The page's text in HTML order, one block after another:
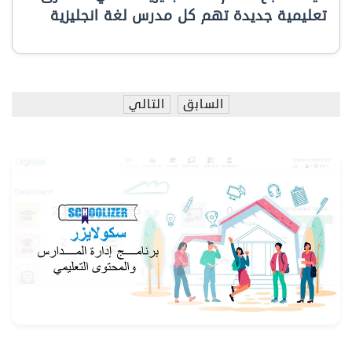
تعليمية جديدة تهم كل مدرس لغة انجليزية
السابق التالي